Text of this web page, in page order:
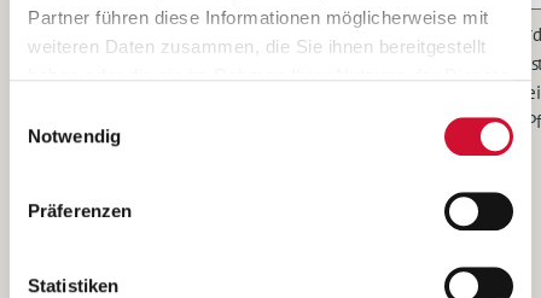
Partner führen diese Informationen möglicherweise mit
weiteren Daten zusammen, die Sie ihnen bereitgestellt
Wenn Sie auf „Cookies zulassen“ klicken, so stimmen
Sie der Speicherung sämtlicher Cookies zu. Sie können
Ihre Einwilligung selbstverständlich jederzeit widerrufen,
indem Sie die Cookie-Einstellungen aufrufen und diese
unsererDatenschutzerklärung
Notwendig
Präferenzen
Statistiken